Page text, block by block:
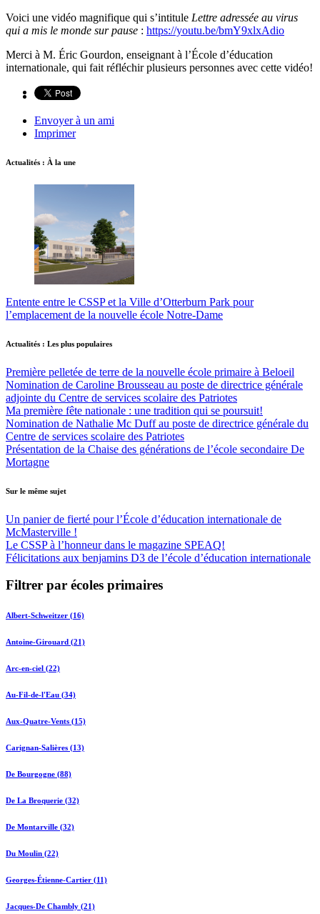
Voici une vidéo magnifique qui s’intitule Lettre adressée au virus
qui a mis le monde sur pause : https://youtu.be/bmY9xlxAdio
Merci à M. Éric Gourdon, enseignant à l’École d’éducation
internationale, qui fait réfléchir plusieurs personnes avec cette vidéo!
Envoyer à un ami
Imprimer
Actualités : À la une
Entente entre le CSSP et la Ville d’Otterburn Park pour
l’emplacement de la nouvelle école Notre-Dame
Actualités : Les plus populaires
Première pelletée de terre de la nouvelle école primaire à Beloeil
Nomination de Caroline Brousseau au poste de directrice générale
adjointe du Centre de services scolaire des Patriotes
Ma première fête nationale : une tradition qui se poursuit!
Nomination de Nathalie Mc Duff au poste de directrice générale du
Centre de services scolaire des Patriotes
Présentation de la Chaise des générations de l’école secondaire De
Mortagne
Sur le même sujet
Un panier de fierté pour l’École d’éducation internationale de
McMasterville !
Le CSSP à l’honneur dans le magazine SPEAQ!
Félicitations aux benjamins D3 de l’école d’éducation internationale
Filtrer par écoles primaires
Albert-Schweitzer (16)
Antoine-Girouard (21)
Arc-en-ciel (22)
Au-Fil-de-l'Eau (34)
Aux-Quatre-Vents (15)
Carignan-Salières (13)
De Bourgogne (88)
De La Broquerie (32)
De Montarville (32)
Du Moulin (22)
Georges-Étienne-Cartier (11)
Jacques-De Chambly (21)